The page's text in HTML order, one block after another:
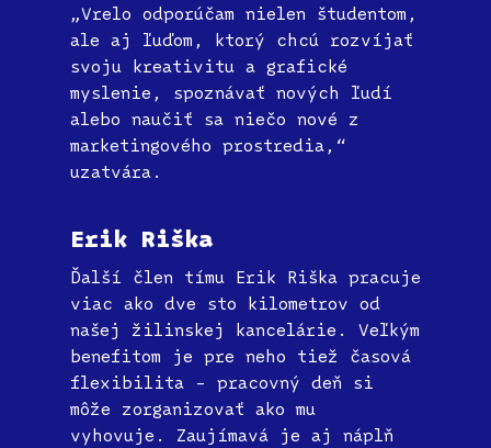
„Vrelo odporúčam nielen študentom,
ale aj ľuďom, ktorý chcú rozvíjať
svoju kreativitu a grafické
myslenie, spoznávať nových ľudí
alebo naučiť sa niečo nové z
marketingového prostredia,“
uzatvára.
Erik Riška
Ďalší člen tímu Erik Riška pracuje
viac ako dve sto kilometrov od
našej žilinskej kancelárie. Veľkým
benefitom je pre neho tiež časová
flexibilita – pracovný deň si
môže zorganizovať ako mu
vyhovuje. Zaujímavá je aj náplň